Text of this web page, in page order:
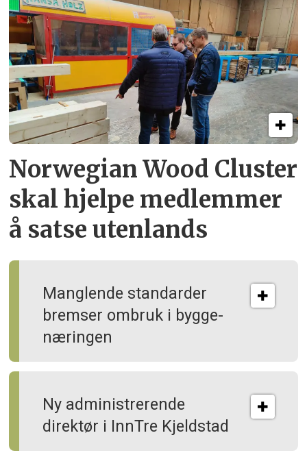
Norwegian Wood Cluster
skal hjelpe medlemmer
å satse utenlands
Manglende standarder
bremser ombruk i bygge­
næringen
Ny administrerende
direktør i InnTre Kjeldstad